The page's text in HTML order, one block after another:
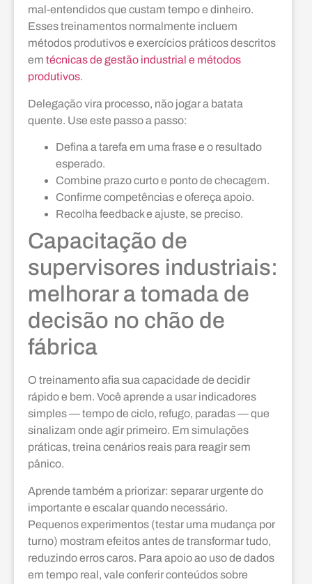
mal-entendidos que custam tempo e dinheiro.
Esses treinamentos normalmente incluem
métodos produtivos e exercícios práticos descritos
em técnicas de gestão industrial e métodos
produtivos.
Delegação vira processo, não jogar a batata
quente. Use este passo a passo:
Defina a tarefa em uma frase e o resultado
esperado.
Combine prazo curto e ponto de checagem.
Confirme competências e ofereça apoio.
Recolha feedback e ajuste, se preciso.
Capacitação de
supervisores industriais:
melhorar a tomada de
decisão no chão de
fábrica
O treinamento afia sua capacidade de decidir
rápido e bem. Você aprende a usar indicadores
simples — tempo de ciclo, refugo, paradas — que
sinalizam onde agir primeiro. Em simulações
práticas, treina cenários reais para reagir sem
pânico.
Aprende também a priorizar: separar urgente do
importante e escalar quando necessário.
Pequenos experimentos (testar uma mudança por
turno) mostram efeitos antes de transformar tudo,
reduzindo erros caros. Para apoio ao uso de dados
em tempo real, vale conferir conteúdos sobre